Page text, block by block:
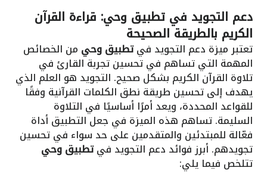
دعم التجويد في تطبيق وحي: قراءة القرآن
الكريم بالطريقة الصحيحة
تعتبر ميزة دعم التجويد فيتطبيق وحي من الخصائص
المهمة التي تساهم في تحسين تجربة القارئ في
تلاوة القرآن الكريم بشكل صحيح. التجويد هو العلم الذي
يهدف إلى تحسين طريقة نطق الكلمات القرآنية وفقًا
للقواعد المحددة، ويعد أمرًا أساسيًا في التلاوة
السليمة. تساهم هذه الميزة في جعل التطبيق أداة
فعّالة للمبتدئين والمتقدمين على حد سواء في تحسين
تجويدهم. أبرز فوائد دعم التجويد فيتطبيق وحي
تتلخص فيما يلي: